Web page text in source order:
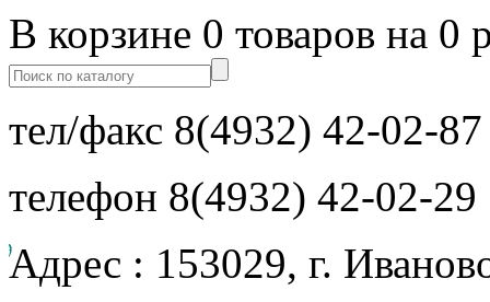
В корзине 0 товаров на 0
тел/факс 8(4932) 42-02-87
телефон 8(4932) 42-02-29
Адрес : 153029, г.